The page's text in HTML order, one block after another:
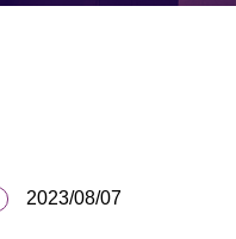
2023/08/07